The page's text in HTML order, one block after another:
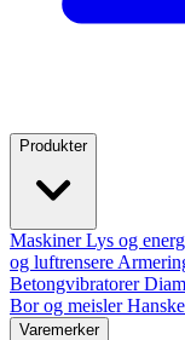
Produkter
MaskinerLys og
og luftrensere
Betongvibratorer
Bor og meisler
Varemerker